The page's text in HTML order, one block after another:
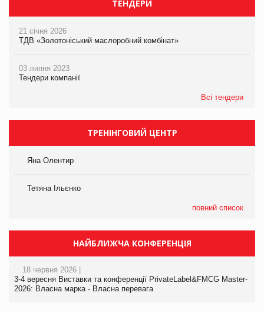
ТЕНДЕРИ
21 січня 2026
ТДВ «Золотоніський маслоробний комбінат»
03 липня 2023
Тендери компанії
Всі тендери
ТРЕНІНГОВИЙ ЦЕНТР
Яна Олентир
Тетяна Ільєнко
повний список
НАЙБЛИЖЧА КОНФЕРЕНЦІЯ
18 червня 2026 |
3-4 вересня Виставки та конференції PrivateLabel&FMCG Master-
2026: Власна марка - Власна перевага